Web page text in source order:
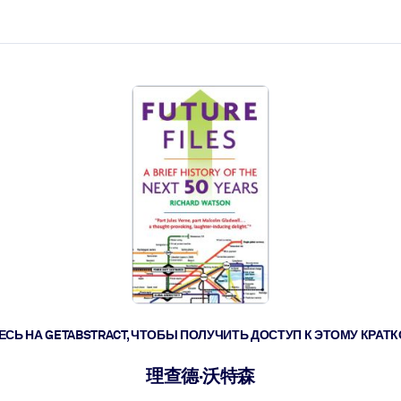
НА GETABSTRACT, ЧТОБЫ ПОЛУЧИТЬ ДОСТУП К ЭТОМУ
理查德·沃特森